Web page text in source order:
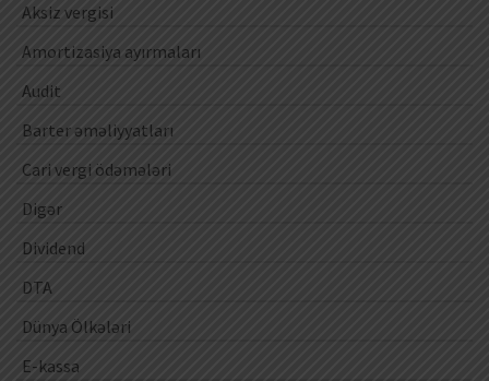
Aksiz vergisi
Amortizasiya ayırmaları
Audit
Barter əməliyyatları
Cari vergi ödəmələri
Digər
Dividend
DTA
Dünya Ölkələri
E-kassa